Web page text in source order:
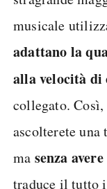
musicale
adattano la
alla velocità di
collegato.
ascolterete
ma senza
traduce il tutto